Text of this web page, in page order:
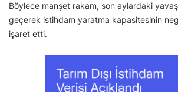
Böylece manşet rakam, son aylardaki
geçerek istihdam yaratma kapasitesinin
işaret etti.